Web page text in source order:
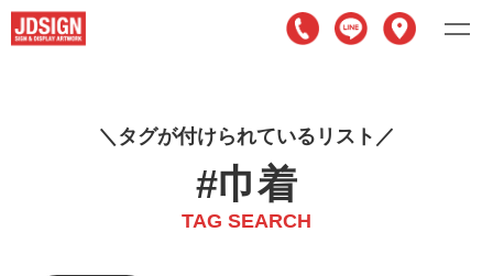
タグが付けられているリスト
#巾着
TAG SEARCH